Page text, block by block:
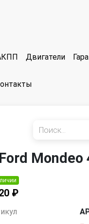
Двигатели
Mondeo
₽